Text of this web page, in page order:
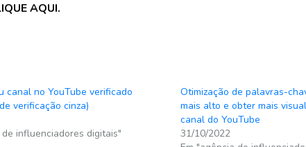
AQUI.
canal no YouTube verificado
verificação cinza)
de influenciadores digitais"
Otimização de palavras-
mais alto e obter mais
canal do YouTube
31/10/2022